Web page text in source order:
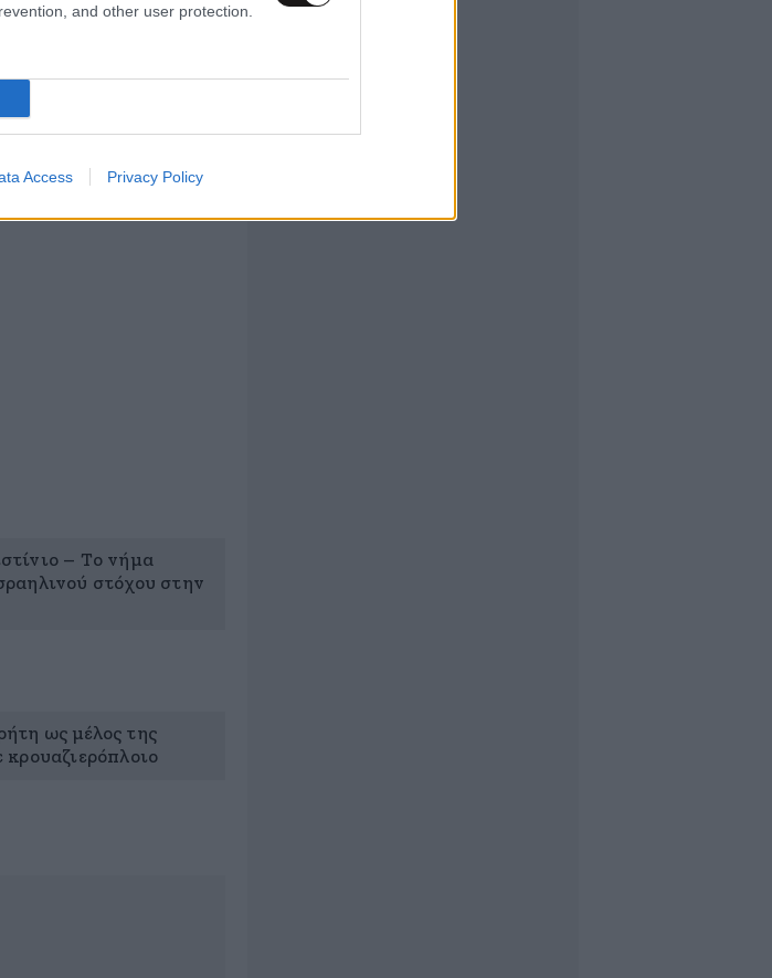
and other user protection.
Access Privacy Policy
του 37χρονου, καθώς
της ελληνικής
– Το νήμα
στόχου στην
ως μέλος της